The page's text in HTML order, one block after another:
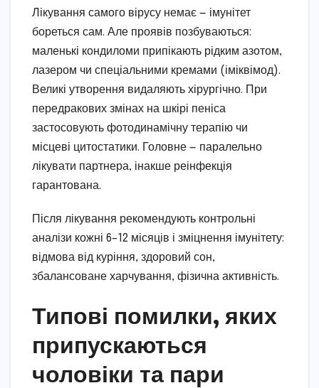
Лікування самого вірусу немає — імунітет
бореться сам. Але проявів позбуваються:
маленькі кондиломи припікають рідким азотом,
лазером чи спеціальними кремами (іміквімод).
Великі утворення видаляють хірургічно. При
передракових змінах на шкірі пеніса
застосовують фотодинамічну терапію чи
місцеві цитостатики. Головне — паралельно
лікувати партнера, інакше реінфекція
гарантована.
Після лікування рекомендують контрольні
аналізи кожні 6–12 місяців і зміцнення імунітету:
відмова від куріння, здоровий сон,
збалансоване харчування, фізична активність.
Типові помилки, яких
припускаються
чоловіки та пари